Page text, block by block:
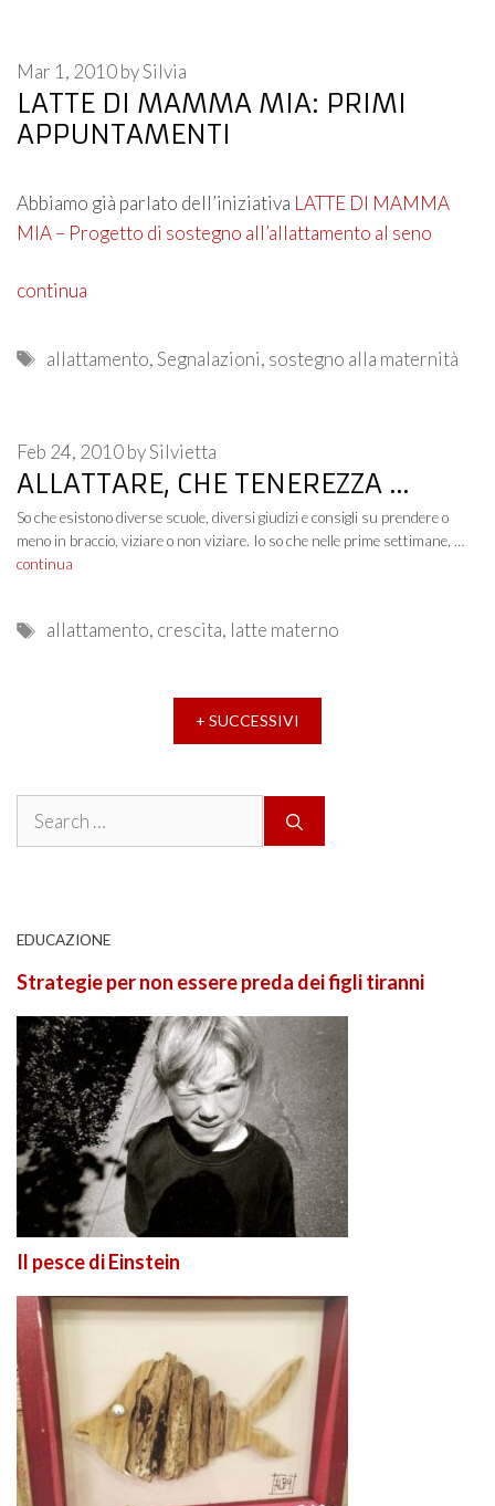
LATTE DI MAMMA MIA: PRIMI
APPUNTAMENTI
Mar 1, 2010bySilvia
Abbiamo già parlato dell’iniziativa LATTE DI MAMMA
MIA – Progetto di sostegno all’allattamento al seno
continua
Tags
allattamento,Segnalazioni, sostegno alla maternità
ALLATTARE, CHE TENEREZZA …
Feb 24, 2010bySilvietta
So che esistono diverse scuole, diversi giudizi e consigli su prendere o
meno in braccio, viziare o non viziare. Io so che nelle prime settimane, …
continua
Tags
allattamento, crescita, latte materno
+ SUCCESSIVI
Search
EDUCAZIONE
Strategie per non essere preda dei figli tiranni
Il pesce di Einstein